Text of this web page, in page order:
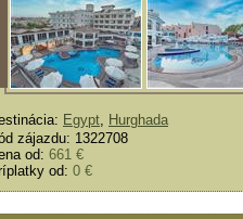
Egypt, Hurghada
zájazdu: 1322708
od: 661 €
od: 0 €